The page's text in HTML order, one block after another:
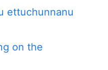
ettuchunnanu
on the